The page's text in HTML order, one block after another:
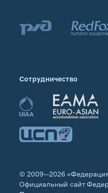
Сотрудничество
© 2009—2026
Официальный сайт